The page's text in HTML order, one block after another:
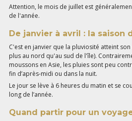
Attention, le mois de juillet est
de l'année.
De janvier à avril : la saison
C'est en janvier que la pluviosité atteint
plus au nord qu'au sud de l'île).
moussons en Asie, les pluies sont peu
fin d’après-midi ou dans la nuit.
Le jour se lève à 6 heures du matin et se
long de l’année.
Quand partir pour un